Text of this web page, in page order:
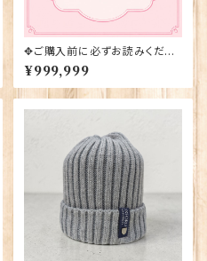
✥ご購入前に必ずお読みくださ
い✥
¥999,999